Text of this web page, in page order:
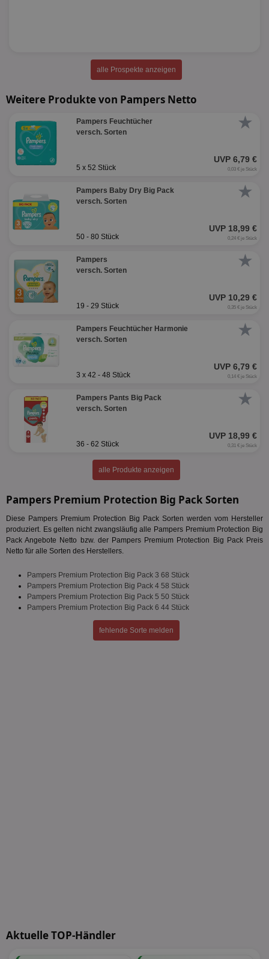
alle Prospekte anzeigen
Weitere Produkte von Pampers Netto
★
Pampers Feuchtücher
versch. Sorten
UVP 6,79 €
5 x 52 Stück 0,03 € je Stück
★
Pampers Baby Dry Big Pack
versch. Sorten
UVP 18,99 €
50 - 80 Stück 0,24 € je Stück
★
Pampers
versch. Sorten
UVP 10,29 €
19 - 29 Stück 0,35 € je Stück
★
Pampers Feuchtücher Harmonie
versch. Sorten
UVP 6,79 €
3 x 42 - 48 Stück 0,14 € je Stück
★
Pampers Pants Big Pack
versch. Sorten
UVP 18,99 €
36 - 62 Stück 0,31 € je Stück
alle Produkte anzeigen
Pampers Premium Protection Big Pack Sorten
Diese Pampers Premium Protection Big Pack Sorten werden vom Hersteller
produziert. Es gelten nicht zwangsläufig alle Pampers Premium Protection Big
Pack Angebote Netto bzw. der Pampers Premium Protection Big Pack Preis
Netto für alle Sorten des Herstellers.
Pampers Premium Protection Big Pack 3 68 Stück
Pampers Premium Protection Big Pack 4 58 Stück
Pampers Premium Protection Big Pack 5 50 Stück
Pampers Premium Protection Big Pack 6 44 Stück
fehlende Sorte melden
Aktuelle TOP-Händler